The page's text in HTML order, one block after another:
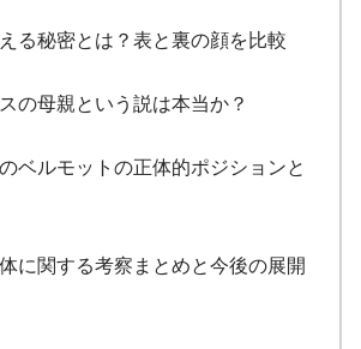
る秘密とは？表と裏の顔を比較
の母親という説は本当か？
ベルモットの正体的ポジションと
に関する考察まとめと今後の展開